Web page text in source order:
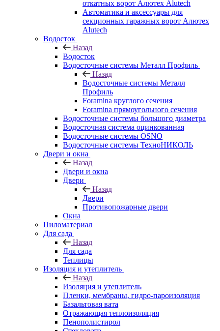
откатных ворот Алютех Alutech
Автоматика и аксессуары для
секционных гаражных ворот Алютех
Alutech
Водосток
Назад
Водосток
Водосточные системы Металл Профиль
Назад
Водосточные системы Металл
Профиль
Foramina круглого сечения
Foramina прямоугольного сечения
Водосточные системы большого диаметра
Водосточная система оцинкованная
Водосточные системы OSNO
Водосточные системы ТехноНИКОЛЬ
Двери и окна
Назад
Двери и окна
Двери
Назад
Двери
Противопожарные двери
Окна
Пиломатериал
Для сада
Назад
Для сада
Теплицы
Изоляция и утеплитель
Назад
Изоляция и утеплитель
Пленки, мембраны, гидро-пароизоляция
Базальтовая вата
Отражающая теплоизоляция
Пенополистирол